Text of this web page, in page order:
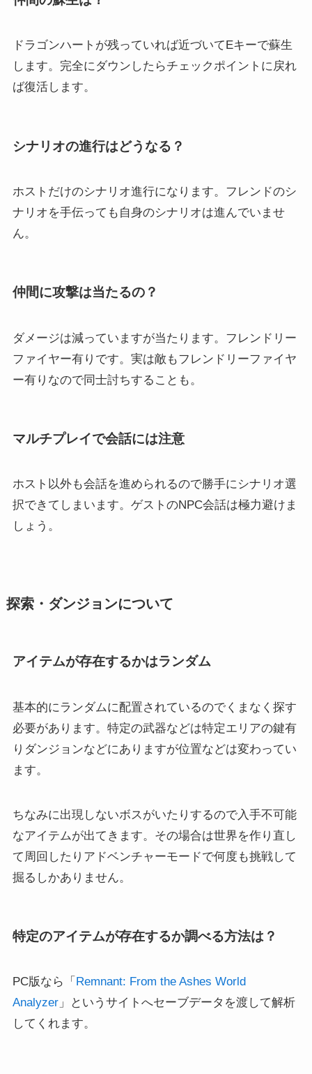
ドラゴンハートが残っていれば近づいてEキーで蘇生
します。完全にダウンしたらチェックポイントに戻れ
ば復活します。
シナリオの進行はどうなる？
ホストだけのシナリオ進行になります。フレンドのシ
ナリオを手伝っても自身のシナリオは進んでいませ
ん。
仲間に攻撃は当たるの？
ダメージは減っていますが当たります。フレンドリー
ファイヤー有りです。実は敵もフレンドリーファイヤ
ー有りなので同士討ちすることも。
マルチプレイで会話には注意
ホスト以外も会話を進められるので勝手にシナリオ選
択できてしまいます。ゲストのNPC会話は極力避けま
しょう。
探索・ダンジョンについて
アイテムが存在するかはランダム
基本的にランダムに配置されているのでくまなく探す
必要があります。特定の武器などは特定エリアの鍵有
りダンジョンなどにありますが位置などは変わってい
ます。
ちなみに出現しないボスがいたりするので入手不可能
なアイテムが出てきます。その場合は世界を作り直し
て周回したりアドベンチャーモードで何度も挑戦して
掘るしかありません。
特定のアイテムが存在するか調べる方法は？
PC版なら「 Remnant: From the Ashes World
Analyzer」というサイトへセーブデータを渡して解析
してくれます。